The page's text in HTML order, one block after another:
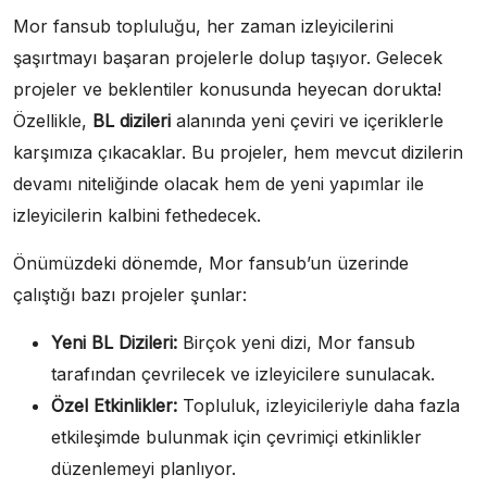
Mor fansub topluluğu, her zaman izleyicilerini
şaşırtmayı başaran projelerle dolup taşıyor. Gelecek
projeler ve beklentiler konusunda heyecan dorukta!
Özellikle, BL dizileri alanında yeni çeviri ve içeriklerle
karşımıza çıkacaklar. Bu projeler, hem mevcut dizilerin
devamı niteliğinde olacak hem de yeni yapımlar ile
izleyicilerin kalbini fethedecek.
Önümüzdeki dönemde, Mor fansub’un üzerinde
çalıştığı bazı projeler şunlar:
Yeni BL Dizileri: Birçok yeni dizi, Mor fansub
tarafından çevrilecek ve izleyicilere sunulacak.
Özel Etkinlikler: Topluluk, izleyicileriyle daha fazla
etkileşimde bulunmak için çevrimiçi etkinlikler
düzenlemeyi planlıyor.